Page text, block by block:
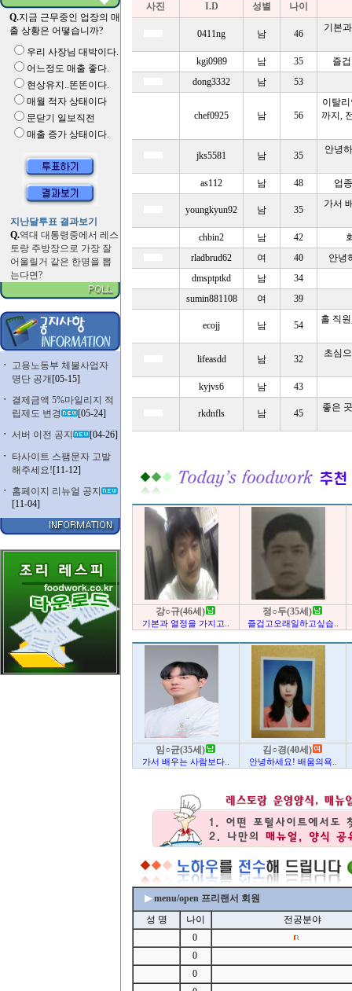
Q.지금 근무중인 업장의 매
출 상황은 어떻습니까?
우리 사장님 대박이다.
어느정도 매출 좋다.
현상유지..똔똔이다.
매월 적자 상태이다
문닫기 일보직전
매출 증가 상태이다.
지난달투표 결과보기
Q.역대 대통령중에서 레스
토랑 주방장으로 가장 잘
어울릴거 같은 한명을 뽑
는다면?
ㆍ
고용노동부 체불사업자
명단 공개 [05-15]
ㆍ
결제금액 5%마일리지 적
립제도 변경
[05-24]
ㆍ 서버 이전 공지
[04-26]
ㆍ
타사이트 스팸문자 고발
해주세요![11-12]
ㆍ
홈페이지 리뉴얼 공지
[11-04]
사진 I.D 성별 나이
0411ng 남 46
기본
kgi0989 남 35
즐
dong3332
남 53
chef0925 남 56
이탈
까지,
jks5581 남 35
안녕
as112 남 48 업
youngkyun92 남 35
가서
chbin2 남 42
rladbrud62
여 40
안녕
dmsptptkd
남
34
sumin881108
여 39
ecojj 남 54
홀 직
lifeasdd 남 32
초심
kyjvs6 남 43
rkdnfls 남 45
좋은
강○규(46세)
기본과 열정을 가지고..
정○두(35세)
즐겁고오래일하고싶습..
임○균(35세)
가서 배우는 사람보다..
김○경(40세)
안녕하세요! 배움의욕..
▶ menu/open 프리랜서 회원
성 명
나이
전공분야
0
0
0